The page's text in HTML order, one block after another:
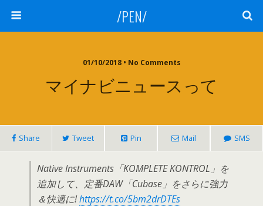
/PEN/
01/10/2018 • No Comments
マイナビニュースって
Share Tweet Pin Mail SMS
Native Instruments「KOMPLETE KONTROL」を
追加して、定番DAW「Cubase」をさらに強力
＆快適に!https://t.co/5bm2drDTEs